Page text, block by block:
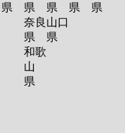
県 県
奈良
県
和歌
山
県
県
山口
県
県 県